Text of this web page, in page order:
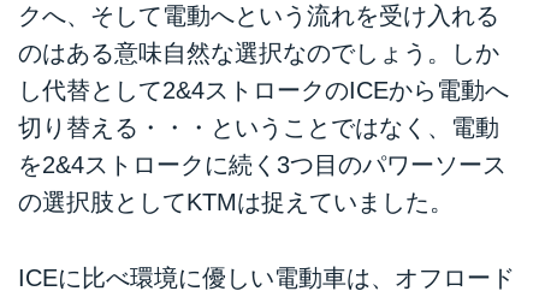
クへ、そして電動へという流れを受け入れる
のはある意味自然な選択なのでしょう。しか
し代替として2&4ストロークのICEから電動へ
切り替える・・・ということではなく、電動
を2&4ストロークに続く3つ目のパワーソース
の選択肢としてKTMは捉えていました。
ICEに比べ環境に優しい電動車は、オフロード